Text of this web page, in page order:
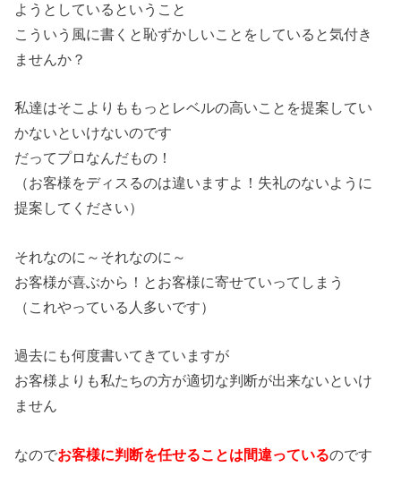
ようとしているということ
こういう風に書くと恥ずかしいことをしていると気付き
ませんか？
私達はそこよりももっとレベルの高いことを提案してい
かないといけないのです
だってプロなんだもの！
（お客様をディスるのは違いますよ！失礼のないように
提案してください）
それなのに～それなのに～
お客様が喜ぶから！とお客様に寄せていってしまう
（これやっている人多いです）
過去にも何度書いてきていますが
お客様よりも私たちの方が適切な判断が出来ないといけ
ません
なのでお客様に判断を任せることは間違っているのです